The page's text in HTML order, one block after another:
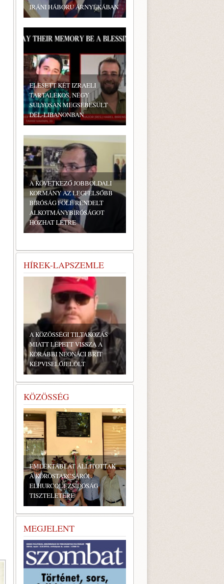
IRÁNI HÁBORÚ ÁRNYÉKÁBAN
ELESETT KÉT IZRAELI
TARTALÉKOS, NÉGY
SÚLYOSAN MEGSEBESÜLT
DÉL-LIBANONBAN
A KÖVETKEZŐ JOBBOLDALI
KORMÁNY AZ LEGFELSŐBB
BÍRÓSÁG FÖLÉ RENDELT
ALKOTMÁNYBÍRÓSÁGOT
HOZHAT LÉTRE
HÍREK-LAPSZEMLE
A KÖZÖSSÉGI TILTAKOZÁS
MIATT LÉPETT VISSZA A
KORÁBBI NEONÁCI BRIT
KÉPVISELŐJELÖLT
KÖZÖSSÉG
BONYHÁDI ZSIDÓ NAPOK
MEGJELENT